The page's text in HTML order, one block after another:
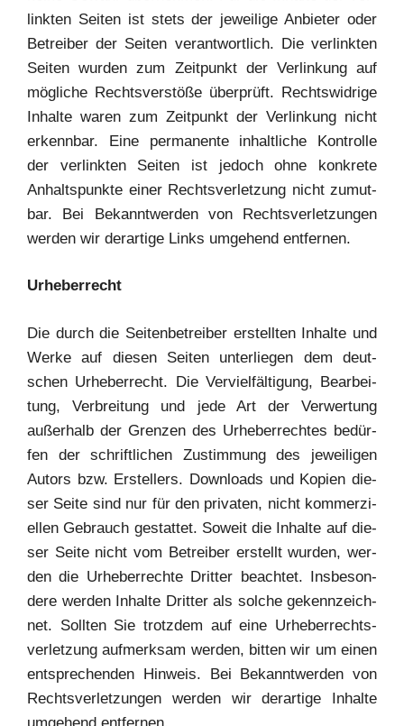
link­ten Sei­ten ist stets der jewei­li­ge Anbie­ter oder
Betrei­ber der Sei­ten ver­ant­wort­lich. Die ver­link­ten
Sei­ten wur­den zum Zeit­punkt der Ver­lin­kung auf
mög­li­che Rechts­ver­stö­ße über­prüft. Rechts­wid­ri­ge
Inhal­te waren zum Zeit­punkt der Ver­lin­kung nicht
erkenn­bar. Eine per­ma­nen­te inhalt­li­che Kon­trol­le
der ver­link­ten Sei­ten ist jedoch ohne kon­kre­te
Anhalts­punk­te einer Rechts­ver­let­zung nicht zumut­
bar. Bei Bekannt­wer­den von Rechts­ver­let­zun­gen
wer­den wir der­ar­ti­ge Links umge­hend entfernen.
Urhe­ber­recht
Die durch die Sei­ten­be­trei­ber erstell­ten Inhal­te und
Wer­ke auf die­sen Sei­ten unter­lie­gen dem deut­
schen Urhe­ber­recht. Die Ver­viel­fäl­ti­gung, Bear­bei­
tung, Ver­brei­tung und jede Art der Ver­wer­tung
außer­halb der Gren­zen des Urhe­ber­rech­tes bedür­
fen der schrift­li­chen Zustim­mung des jewei­li­gen
Autors bzw. Erstel­lers. Down­loads und Kopien die­
ser Sei­te sind nur für den pri­va­ten, nicht kom­mer­zi­
el­len Gebrauch gestat­tet. Soweit die Inhal­te auf die­
ser Sei­te nicht vom Betrei­ber erstellt wur­den, wer­
den die Urhe­ber­rech­te Drit­ter beach­tet. Ins­be­son­
de­re wer­den Inhal­te Drit­ter als sol­che gekenn­zeich­
net. Soll­ten Sie trotz­dem auf eine Urhe­ber­rechts­
ver­let­zung auf­merk­sam wer­den, bit­ten wir um einen
ent­spre­chen­den Hin­weis. Bei Bekannt­wer­den von
Rechts­ver­let­zun­gen wer­den wir der­ar­ti­ge Inhal­te
umge­hend entfernen.